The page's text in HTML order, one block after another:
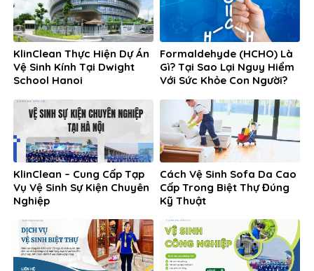
KlinClean Thực Hiện Dự Án
Vệ Sinh Kính Tại Dwight
School Hanoi
Formaldehyde (HCHO) Là
Gì? Tại Sao Lại Nguy Hiểm
Với Sức Khỏe Con Người?
KlinClean – Cung Cấp Tạp
Vụ Vệ Sinh Sự Kiện Chuyên
Nghiệp
Cách Vệ Sinh Sofa Da Cao
Cấp Trong Biệt Thự Đúng
Kỹ Thuật